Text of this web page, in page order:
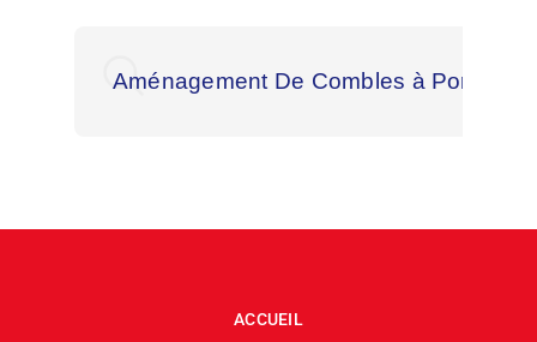
Aménagement De Combles à Pornic
ACCUEIL